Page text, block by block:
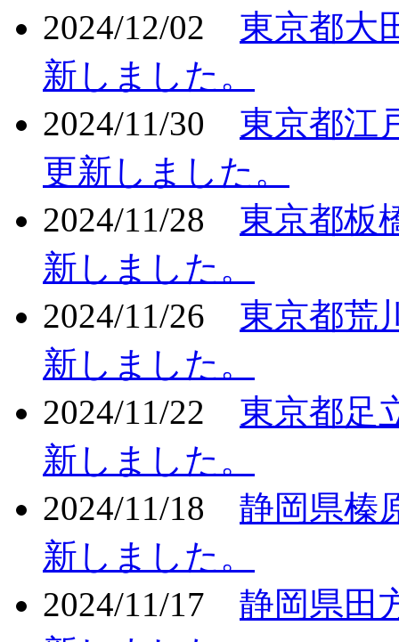
2024/12/02
東京都大
新しました。
2024/11/30
東京都江
更新しました。
2024/11/28
東京都板
新しました。
2024/11/26
東京都荒
新しました。
2024/11/22
東京都足
新しました。
2024/11/18
静岡県榛
新しました。
2024/11/17
静岡県田